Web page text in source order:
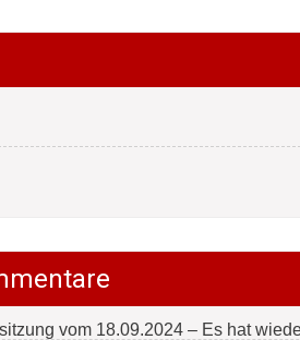
vom 18.09.2024 – Es hat